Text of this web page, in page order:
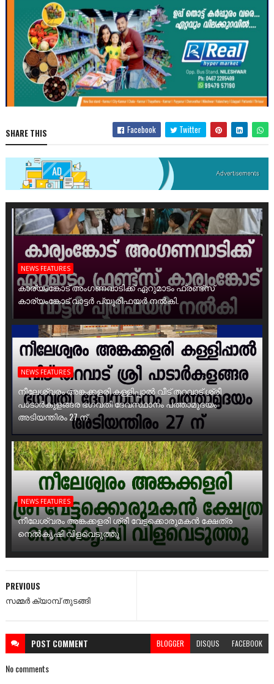
SHARE THIS Facebook Twitter
NEWS FEATURES
കാര്യംങ്കോട് അംഗണവാടിക്ക് ഏറുമാടം ഫ്രണ്ട്സ്
കാര്യംങ്കോട് വാട്ടർ പ്യൂരിഫയർ നൽകി.
NEWS FEATURES
നീലേശ്വരം അങ്കക്കളരി കള്ളിപ്പാൽ വീട് തറവാട് ശ്രീ
പാടാർകുളങ്ങര ഭഗവതി ദേവസ്ഥാനം പത്താമുദയം
അടിയന്തിരം 27 ന്
NEWS FEATURES
നീലേശ്വരം അങ്കക്കളരി ശ്രീ വേട്ടക്കൊരുമകൻ ക്ഷേത്ര
നെൽകൃഷി വിളവെടുത്തു
PREVIOUS
സമ്മർ ക്യാമ്പ് തുടങ്ങി
POST COMMENT BLOGGER DISQUS FACEBOOK
No comments